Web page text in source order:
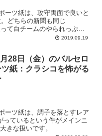
ーツ紙は、攻守両面で良いと
どちらの新聞も同じ
て白チームのやられっぷり
2019.09.19
28日（金）のバルセロ
紙：クラシコを怖がる
ーツ紙は、調子を落とすレア
っているという件がメインニ
きな扱いです。